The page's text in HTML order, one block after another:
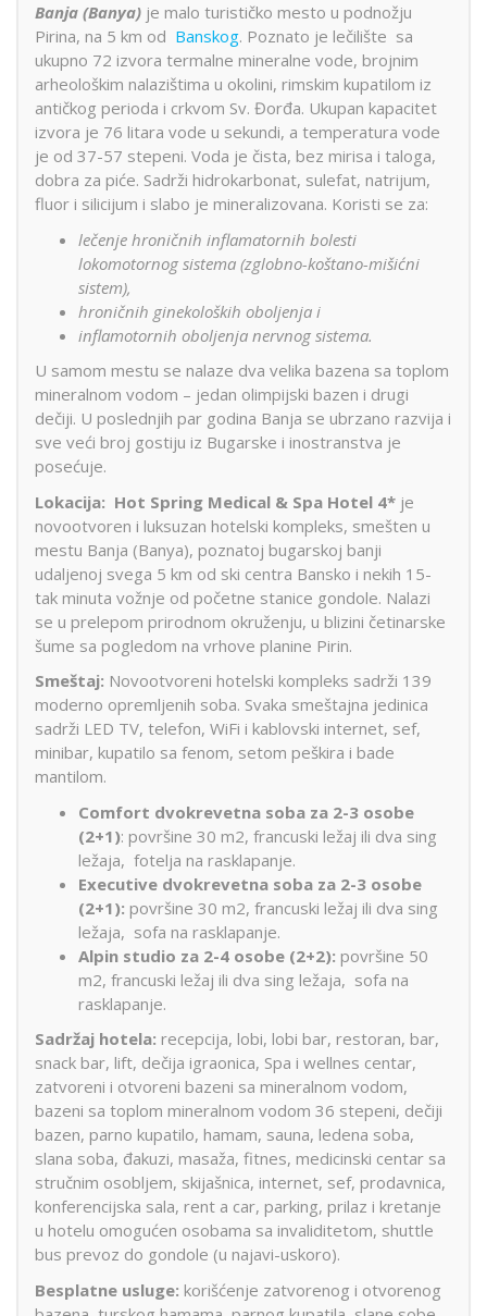
Banja (Banya) je malo turističko mesto u podnožju
Pirina, na 5 km od Banskog. Poznato je lečilište sa
ukupno 72 izvora termalne mineralne vode, brojnim
arheološkim nalazištima u okolini, rimskim kupatilom iz
antičkog perioda i crkvom Sv. Đorđa. Ukupan kapacitet
izvora je 76 litara vode u sekundi, a temperatura vode
je od 37-57 stepeni. Voda je čista, bez mirisa i taloga,
dobra za piće. Sadrži hidrokarbonat, sulefat, natrijum,
fluor i silicijum i slabo je mineralizovana. Koristi se za:
lečenje hroničnih inflamatornih bolesti
lokomotornog sistema (zglobno-koštano-mišićni
sistem),
hroničnih ginekoloških oboljenja i
inflamotornih oboljenja nervnog sistema.
U samom mestu se nalaze dva velika bazena sa toplom
mineralnom vodom – jedan olimpijski bazen i drugi
dečiji. U poslednjih par godina Banja se ubrzano razvija i
sve veći broj gostiju iz Bugarske i inostranstva je
posećuje.
Lokacija: Hot Spring Medical & Spa Hotel 4* je
novootvoren i luksuzan hotelski kompleks, smešten u
mestu Banja (Banya), poznatoj bugarskoj banji
udaljenoj svega 5 km od ski centra Bansko i nekih 15-
tak minuta vožnje od početne stanice gondole. Nalazi
se u prelepom prirodnom okruženju, u blizini četinarske
šume sa pogledom na vrhove planine Pirin.
Smeštaj: Novootvoreni hotelski kompleks sadrži 139
moderno opremljenih soba. Svaka smeštajna jedinica
sadrži LED TV, telefon, WiFi i kablovski internet, sef,
minibar, kupatilo sa fenom, setom peškira i bade
mantilom.
Comfort dvokrevetna soba za 2-3 osobe
(2+1): površine 30 m2, francuski ležaj ili dva sing
ležaja, fotelja na rasklapanje.
Executive dvokrevetna soba za 2-3 osobe
(2+1): površine 30 m2, francuski ležaj ili dva sing
ležaja, sofa na rasklapanje.
Alpin studio za 2-4 osobe (2+2): površine 50
m2, francuski ležaj ili dva sing ležaja, sofa na
rasklapanje.
Sadržaj hotela: recepcija, lobi, lobi bar, restoran, bar,
snack bar, lift, dečija igraonica, Spa i wellnes centar,
zatvoreni i otvoreni bazeni sa mineralnom vodom,
bazeni sa toplom mineralnom vodom 36 stepeni, dečiji
bazen, parno kupatilo, hamam, sauna, ledena soba,
slana soba, đakuzi, masaža, fitnes, medicinski centar sa
stručnim osobljem, skijašnica, internet, sef, prodavnica,
konferencijska sala, rent a car, parking, prilaz i kretanje
u hotelu omogućen osobama sa invaliditetom, shuttle
bus prevoz do gondole (u najavi-uskoro).
Besplatne usluge: korišćenje zatvorenog i otvorenog